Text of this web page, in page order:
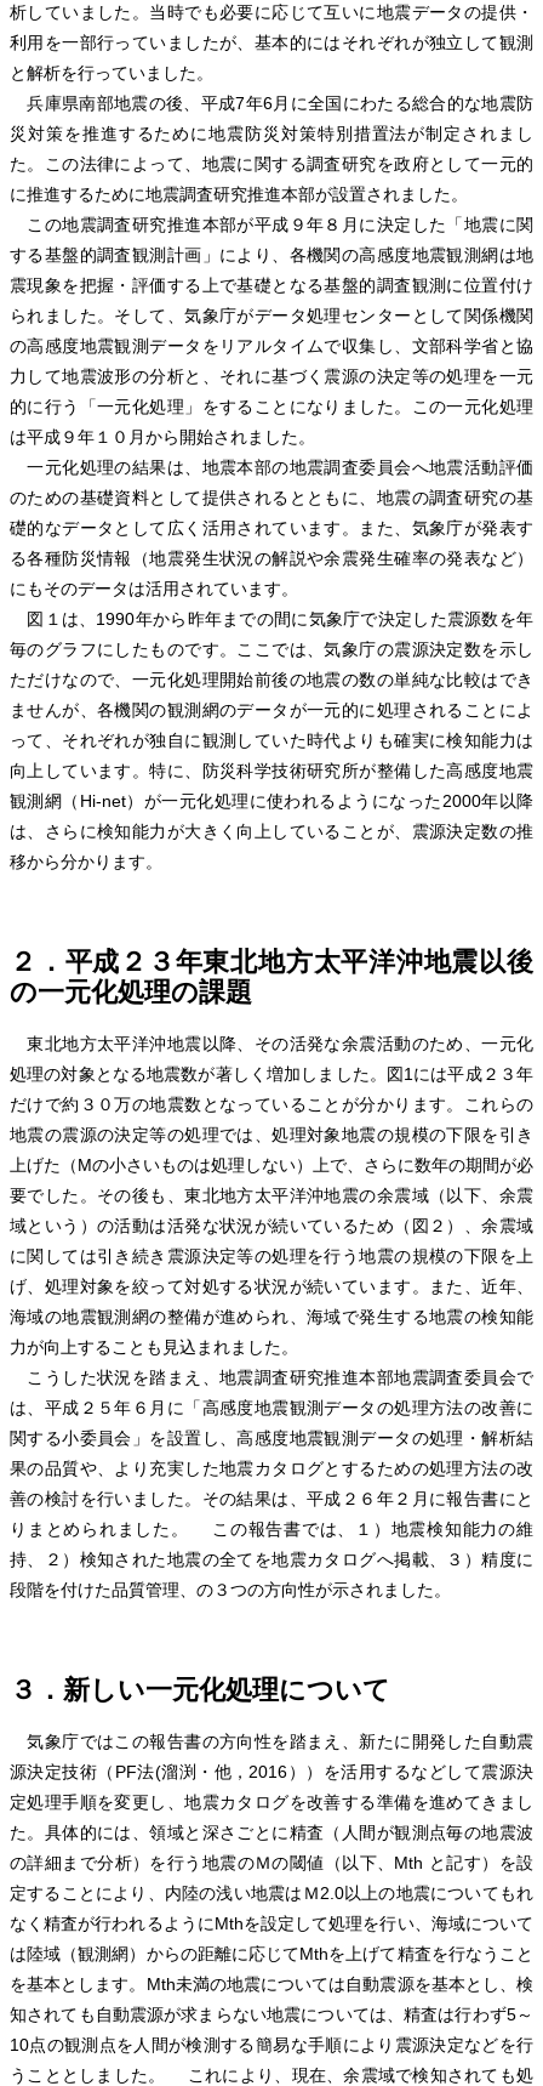
析していました。当時でも必要に応じて互いに地震データの提供・
利用を一部行っていましたが、基本的にはそれぞれが独立して観測
と解析を行っていました。
兵庫県南部地震の後、平成7年6月に全国にわたる総合的な地震防
災対策を推進するために地震防災対策特別措置法が制定されまし
た。この法律によって、地震に関する調査研究を政府として一元的
に推進するために地震調査研究推進本部が設置されました。
この地震調査研究推進本部が平成９年８月に決定した「地震に関
する基盤的調査観測計画」により、各機関の高感度地震観測網は地
震現象を把握・評価する上で基礎となる基盤的調査観測に位置付け
られました。そして、気象庁がデータ処理センターとして関係機関
の高感度地震観測データをリアルタイムで収集し、文部科学省と協
力して地震波形の分析と、それに基づく震源の決定等の処理を一元
的に行う「一元化処理」をすることになりました。この一元化処理
は平成９年１０月から開始されました。
一元化処理の結果は、地震本部の地震調査委員会へ地震活動評価
のための基礎資料として提供されるとともに、地震の調査研究の基
礎的なデータとして広く活用されています。また、気象庁が発表す
る各種防災情報（地震発生状況の解説や余震発生確率の発表など）
にもそのデータは活用されています。
図１は、1990年から昨年までの間に気象庁で決定した震源数を年
毎のグラフにしたものです。ここでは、気象庁の震源決定数を示し
ただけなので、一元化処理開始前後の地震の数の単純な比較はでき
ませんが、各機関の観測網のデータが一元的に処理されることによ
って、それぞれが独自に観測していた時代よりも確実に検知能力は
向上しています。特に、防災科学技術研究所が整備した高感度地震
観測網（Hi-net）が一元化処理に使われるようになった2000年以降
は、さらに検知能力が大きく向上していることが、震源決定数の推
移から分かります。
２．平成２３年東北地方太平洋沖地震以後
の一元化処理の課題
東北地方太平洋沖地震以降、その活発な余震活動のため、一元化
処理の対象となる地震数が著しく増加しました。図1には平成２３年
だけで約３０万の地震数となっていることが分かります。これらの
地震の震源の決定等の処理では、処理対象地震の規模の下限を引き
上げた（Mの小さいものは処理しない）上で、さらに数年の期間が必
要でした。その後も、東北地方太平洋沖地震の余震域（以下、余震
域という）の活動は活発な状況が続いているため（図２）、余震域
に関しては引き続き震源決定等の処理を行う地震の規模の下限を上
げ、処理対象を絞って対処する状況が続いています。また、近年、
海域の地震観測網の整備が進められ、海域で発生する地震の検知能
力が向上することも見込まれました。
こうした状況を踏まえ、地震調査研究推進本部地震調査委員会で
は、平成２５年６月に「高感度地震観測データの処理方法の改善に
関する小委員会」を設置し、高感度地震観測データの処理・解析結
果の品質や、より充実した地震カタログとするための処理方法の改
善の検討を行いました。その結果は、平成２６年２月に報告書にと
りまとめられました。 この報告書では、１）地震検知能力の維
持、２）検知された地震の全てを地震カタログへ掲載、３）精度に
段階を付けた品質管理、の３つの方向性が示されました。
３．新しい一元化処理について
気象庁ではこの報告書の方向性を踏まえ、新たに開発した自動震
源決定技術（PF法(溜渕・他，2016））を活用するなどして震源決
定処理手順を変更し、地震カタログを改善する準備を進めてきまし
た。具体的には、領域と深さごとに精査（人間が観測点毎の地震波
の詳細まで分析）を行う地震のＭの閾値（以下、Mth と記す）を設
定することにより、内陸の浅い地震はＭ2.0以上の地震についてもれ
なく精査が行われるようにMthを設定して処理を行い、海域について
は陸域（観測網）からの距離に応じてMthを上げて精査を行なうこと
を基本とします。Mth未満の地震については自動震源を基本とし、検
知されても自動震源が求まらない地震については、精査は行わず5～
10点の観測点を人間が検測する簡易な手順により震源決定などを行
うこととしました。 これにより、現在、余震域で検知されても処